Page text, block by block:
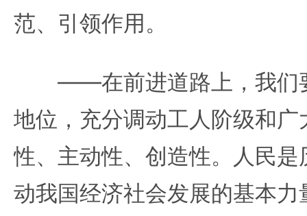
范、引领作用。
——在前进道路上，我们
地位，充分调动工人阶级和
性、主动性、创造性。人民
动我国经济社会发展的基本